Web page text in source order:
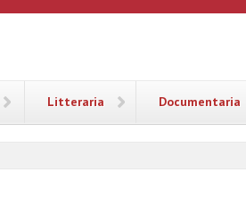
Litteraria Documentaria